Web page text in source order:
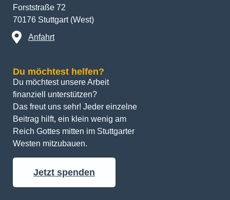
Forststraße 72
70176 Stuttgart (West)
Anfahrt
Du möchtest helfen?
Du möchtest unsere Arbeit
finanziell unterstützen?
Das freut uns sehr! Jeder einzelne
Beitrag hilft, ein klein wenig am
Reich Gottes mitten im Stuttgarter
Westen mitzubauen.
Jetzt spenden